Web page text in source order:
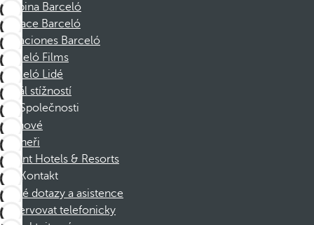
Skupina Barceló
Nadace Barceló
Vacaciones Barceló
Barceló Films
Barceló Lidé
Kanál stížností
Společnosti
Členové
Partneři
Dorint Hotels & Resorts
Kontakt
Časté dotazy a asistence
Rezervovat telefonicky